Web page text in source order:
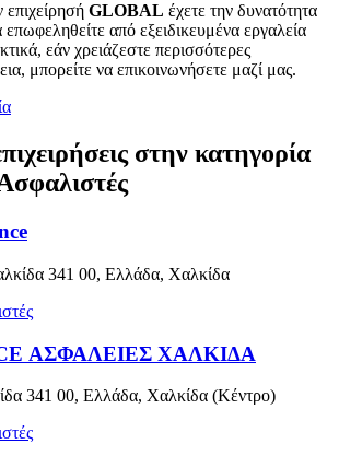
επιχείρησή GLOBAL έχετε την δυνατότητα
επωφεληθείτε από εξειδικευμένα εργαλεία
εάν χρειάζεστε περισσότερες
μπορείτε να επικοινωνήσετε μαζί μας.
στην κατηγορία
341 00, Ελλάδα, Χαλκίδα
ΑΣΦΑΛΕΙΕΣ ΧΑΛΚΙΔΑ
341 00, Ελλάδα, Χαλκίδα (Κέντρο)